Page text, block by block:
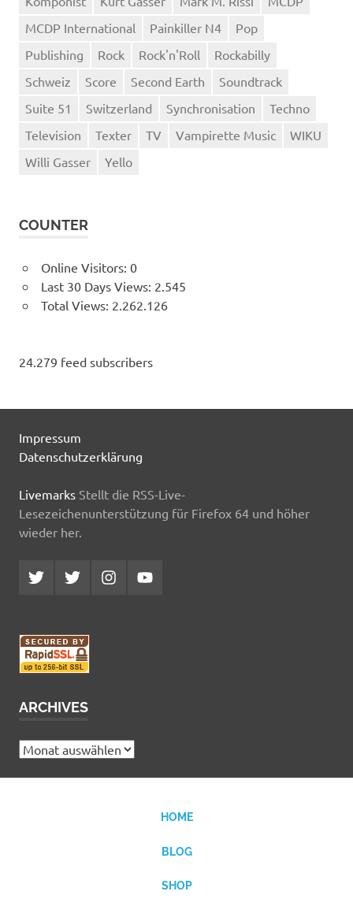
MCDP International
Painkiller N4
Pop
Publishing
Rock Rock'n'Roll
Rockabilly
Schweiz
Score Second Earth
Soundtrack
Suite 51
Switzerland Synchronisation
Techno
Television
Texter TV Vampirette Music
WIKU
Willi Gasser
Yello
COUNTER
Online Visitors: 0
Last 30 Days Views: 2.545
Total Views: 2.262.126
24.279 feed subscribers
Impressum
Datenschutzerklärung
Livemarks Stellt die RSS-Live-
Lesezeichenunterstützung für Firefox 64 und höher
wieder her.
Twitter
MCDP
Twitter
Musicradiostation
InstagramYouTube
ARCHIVES
Archives
HOME
BLOG
SHOP